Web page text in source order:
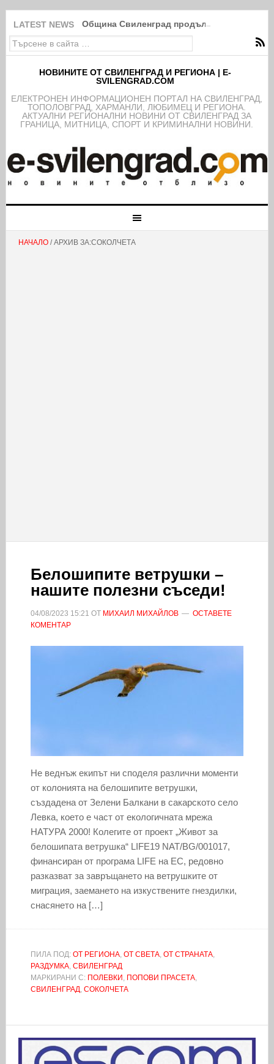
LATEST NEWS Община Свиленград продължава
НОВИНИТЕ ОТ СВИЛЕНГРАД И РЕГИОНА | E-
SVILENGRAD.COM
EЛЕКТРОНЕН ИНФОРМАЦИОНЕН ПОРТАЛ НА СВИЛЕНГРАД,
ТОПОЛОВГРАД, ХАРМАНЛИ, ЛЮБИМЕЦ И РЕГИОНА.
АКТУАЛНИ РЕГИОНАЛНИ НОВИНИ ОТ СВИЛЕНГРАД ЗА
ГРАНИЦА, МИТНИЦА, СПОРТ И КРИМИНАЛНИ НОВИНИ.
НАЧАЛО/ АРХИВ ЗА:СОКОЛЧЕТА
Белошипите ветрушки –
нашите полезни съседи!
04/08/2023 15:21 ОТ МИХАИЛ МИХАЙЛОВ
ОСТАВЕТЕ
КОМЕНТАР
Не веднъж екипът ни споделя различни моменти
от колонията на белошипите ветрушки,
създадена от Зелени Балкани в сакарското село
Левка, което е част от екологичната мрежа
НАТУРА 2000! Колегите от проект „Живот за
белошипата ветрушка“ LIFE19 NAT/BG/001017,
финансиран от програма LIFE на ЕС, редовно
разказват за завръщането на ветрушките от
миграция, заемането на изкуствените гнездилки,
снасянето на […]
ПИЛА ПОД: ОТ РЕГИОНА, ОТ СВЕТА, ОТ СТРАНАТА,
РАЗДУМКА, СВИЛЕНГРАД
МАРКИРАНИ С: ПОЛЕВКИ , ПОПОВИ ПРАСЕТА,
СВИЛЕНГРАД, СОКОЛЧЕТА